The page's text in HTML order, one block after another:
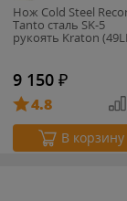
Нож Cold Steel
Tanto сталь SK-5
рукоять Kraton
9 150 ₽
4.8
В корзину